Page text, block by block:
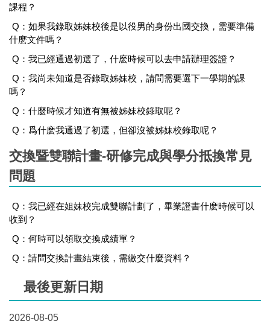
課程？
Q：如果我錄取姊妹校後是以役男的身份出國交換，需要準備
什麽文件嗎？
Q：我已經通過初選了，什麽時候可以去申請辦理簽證？
Q：我尚未知道是否錄取姊妹校，請問需要選下一學期的課
嗎？
Q：什麼時候才知道有無被姊妹校錄取呢？
Q：爲什麽我通過了初選，但卻沒被姊妹校錄取呢？
交換暨雙聯計畫-研修完成與學分抵換常見
問題
Q：我已經在姐妹校完成雙聯計劃了，畢業證書什麽時候可以
收到？
Q：何時可以領取交換成績單？
Q：請問交換計畫結束後，需繳交什麼資料？
最後更新日期
2026-08-05